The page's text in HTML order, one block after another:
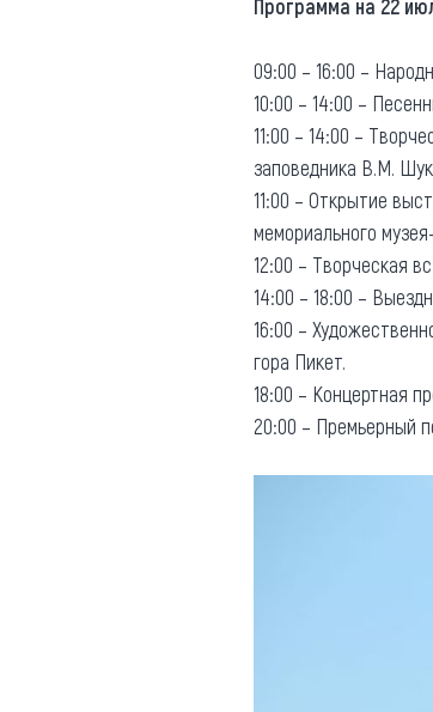
Программа на 22
09:00 – 16:00 –
10:00 – 14:00 –
11:00 – 14:00 –
заповедника В.М.
11:00 – Открытие
мемориального
12:00 – Творческая
14:00 – 18:00 –
16:00 –
гора Пикет.
18:00 – Концертная
20:00 – Премьерный